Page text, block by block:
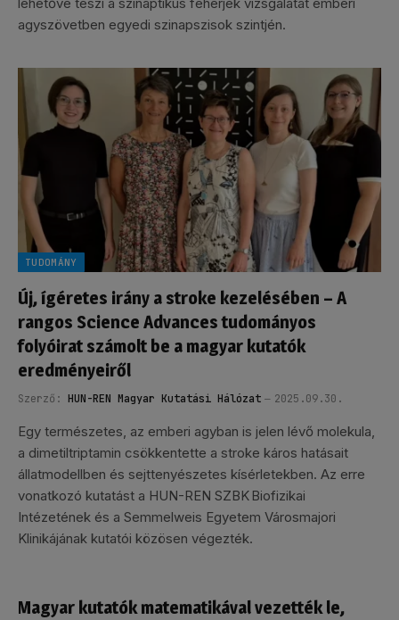
agyszövetben egyedi szinapszisok szintjén.
TUDOMÁNY
Új, ígéretes irány a stroke kezelésében – A
rangos Science Advances tudományos
folyóirat számolt be a magyar kutatók
eredményeiről
Szerző: HUN-REN Magyar Kutatási Hálózat 2025.09.30.
Egy természetes, az emberi agyban is jelen lévő molekula,
a dimetiltriptamin csökkentette a stroke káros hatásait
állatmodellben és sejttenyészetes kísérletekben. Az erre
vonatkozó kutatást a HUN-REN SZBK Biofizikai
Intézetének és a Semmelweis Egyetem Városmajori
Klinikájának kutatói közösen végezték.
Magyar kutatók matematikával vezették le,